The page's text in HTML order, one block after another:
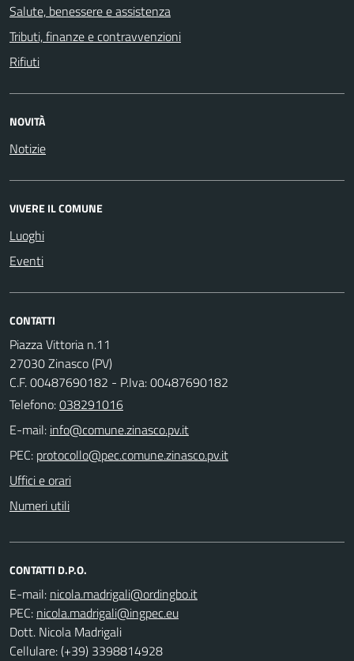
Salute, benessere e assistenza
Tributi, finanze e contravvenzioni
Rifiuti
NOVITÀ
Notizie
VIVERE IL COMUNE
Luoghi
Eventi
CONTATTI
Piazza Vittoria n.11
27030 Zinasco (PV)
C.F. 00487690182 - P.Iva: 00487690182
Telefono:038291016
E-mail:
PEC:
Uffici e orari
Numeri utili
CONTATTI D.P.O.
E-mail:
PEC:
Dott. Nicola Madrigali
Cellulare: (+39) 3398814928